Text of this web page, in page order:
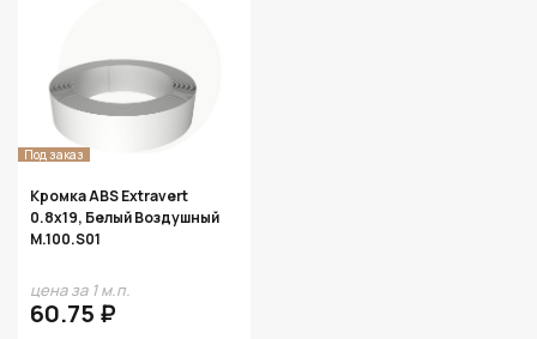
Под заказ
Кромка ABS Extravert
0.8х19, Белый Воздушный
M.100.S01
цена за 1 м.п.
60.75 ₽